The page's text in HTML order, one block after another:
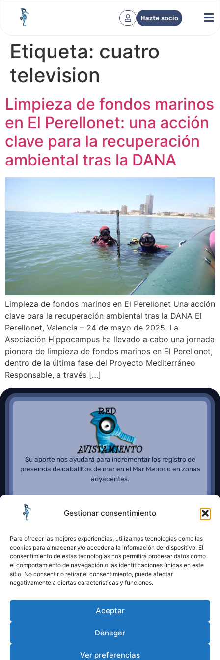
Gestionar consentimiento
Para ofrecer las mejores experiencias, utilizamos tecnologías como las
cookies para almacenar y/o acceder a la información del dispositivo. El
consentimiento de estas tecnologías nos permitirá procesar datos como
el comportamiento de navegación o las identificaciones únicas en este
sitio. No consentir o retirar el consentimiento, puede afectar
negativamente a ciertas características y funciones.
Aceptar
Denegar
Ver preferencias
Hazte socio
Etiqueta: cuatro
television
Limpieza de fondos marinos
en El Perellonet: una acción
clave para la recuperación
ambiental tras la DANA
Limpieza de fondos marinos en El Perellonet Una acción
clave para la recuperación ambiental tras la DANA El
Perellonet, Valencia – 24 de mayo de 2025. La
Asociación Hippocampus ha llevado a cabo una jornada
pionera de limpieza de fondos marinos en El Perellonet,
dentro de la última fase del Proyecto Mediterráneo
Responsable, a través […]
Su aporte nos ayudará para incrementar los registro de
presencia de caballitos de mar en el Mar Menor o en zonas
adyacentes.